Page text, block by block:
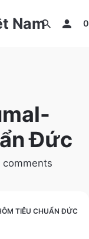
0
Đức
comments
TIÊU CHUẨN ĐỨC